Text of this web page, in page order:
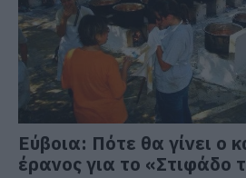
Εύβοια: Πότε θα γίνει ο
έρανος για το «Στιφάδο